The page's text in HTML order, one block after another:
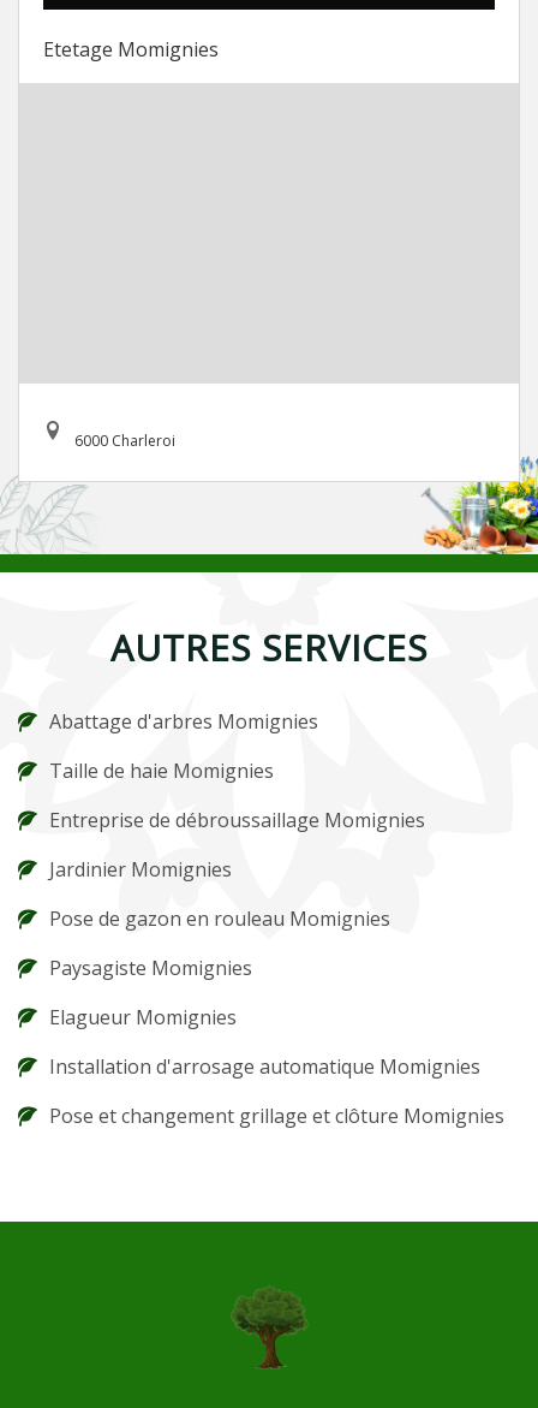
Etetage Momignies
6000 Charleroi
AUTRES SERVICES
Abattage d'arbres Momignies
Taille de haie Momignies
Entreprise de débroussaillage Momignies
Jardinier Momignies
Pose de gazon en rouleau Momignies
Paysagiste Momignies
Elagueur Momignies
Installation d'arrosage automatique Momignies
Pose et changement grillage et clôture Momignies